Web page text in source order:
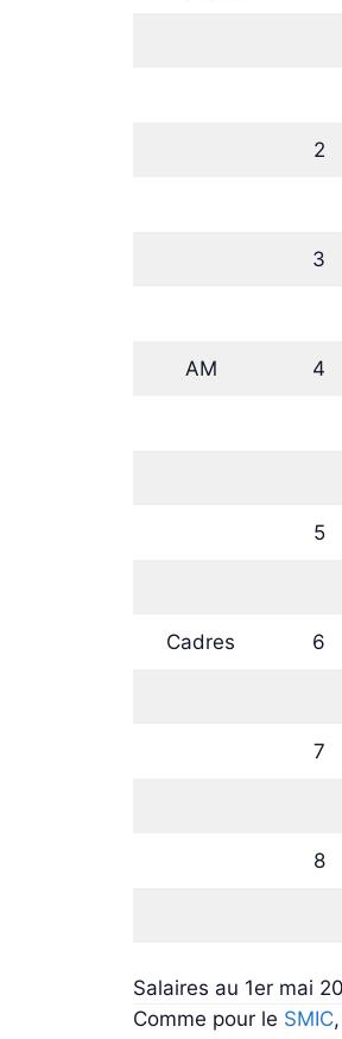
2
3
AM 4
5
Cadres 6
7
8
Salaires au 1er mai
Comme pour le SMIC